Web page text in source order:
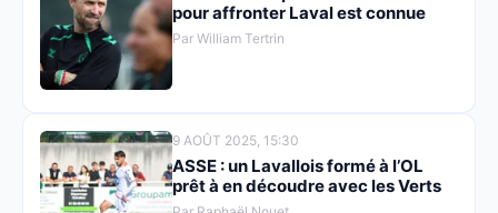
pour affronter Laval est connue
Par William Tertrin
9 AOÛT 2025, 15:30
ASSE : un Lavallois formé à l’OL
prêt à en découdre avec les Verts